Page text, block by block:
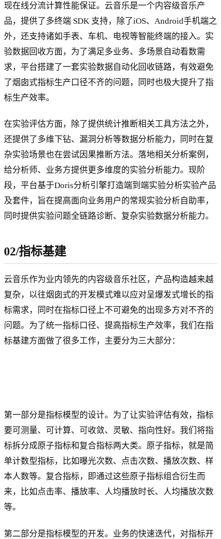
现在线分流计算性能保证。云音乐是一个内容级音乐产
品，提供了多终端 SDK 支持，除了iOS、Android手机端之
外，还支持诸如手表、车机、电视等智能终端的接入。实
验数据回收方面，为了满足多业务、多场景自动看数需
求，平台搭建了一套实验数据自动化回收链路，有效避免
了烟囱式指标生产口径不齐的问题，同时也极大提升了指
标生产效率。
在实验评估方面，除了提供统计推断相关工具方法之外，
还提供了多维下钻、漏洞分析等数据分析能力，同时在复
杂实验场景也在尝试因果推断方法。落地相关分析案例，
给分析师、业务方提供更多维度的实验分析能力。现阶
段，平台基于Doris分析引擎打造端到端实验分析实验产品
及套件，旨在提高面向业务用户的常规实验分析自助率，
同时提供实验问题全链路诊断、复杂实验数据分析能力。
02/指标基建
云音乐作为业内领先的内容级音乐社区，产品构造越来越
复杂，以往烟囱式的开发模式难以应对呈爆发式增长的指
标需求，同时在指标口径上不可避免的出现多方对不齐的
问题。为了统一指标口径、提高指标生产效率，我们在指
标基建方面做了很多工作，主要分为三大部分：
第一部分是指标模型的设计。为了让实验评估有效，指标
要可测量、可计算、可收敛、灵敏、指向性好。我们将指
标拆分成原子指标和复合指标两大类。原子指标，就是简
单计数型指标，比如曝光次数、点击次数、播放次数、样
本人数等。复合指标，即通过这些原子指标组合衍生而
来，比如点击率、播放率、人均播放时长、人均播放次数
等。
第二部分是指标模型的开发。业务的快速迭代，对指标开